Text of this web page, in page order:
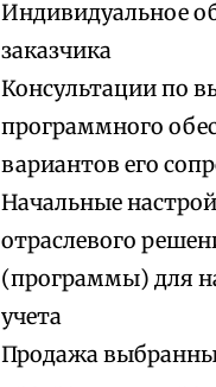
Индивидуальное
заказчика
Консультации по
программного
вариантов его
Начальные
отраслевого
(программы) для
учета
Продажа